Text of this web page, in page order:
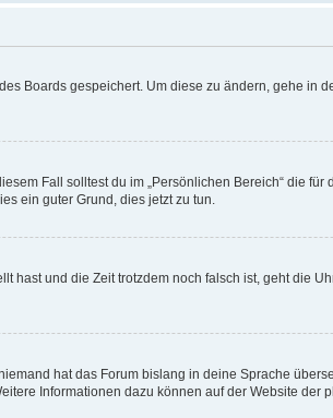
Boards gespeichert. Um diese zu ändern, gehe in
Fall solltest du im „Persönlichen Bereich“ die
ein guter Grund, dies jetzt zu tun.
und die Zeit trotzdem noch falsch ist, geht die
hat das Forum bislang in deine Sprache
Informationen dazu können auf der Website der